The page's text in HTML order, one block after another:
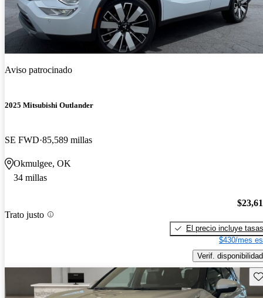
Aviso patrocinado
2025 Mitsubishi Outlander
SE FWD 85,589 millas
Okmulgee, OK
34 millas
Trato justo
El precio incluye tasas
$430/mes
Verif. disponibilidad